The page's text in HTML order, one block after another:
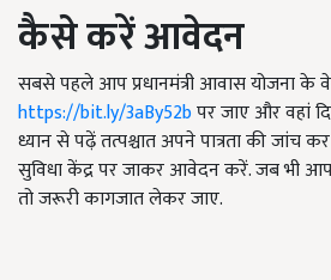
कैसे करें आवेदन
सबसे पहले आप प्रधानमंत्री आवास योजना के
https://bit.ly/3aBy52bपर जाए और वहां
ध्यान से पढ़ें तत्पश्चात अपने पात्रता की
सुविधा केंद्र पर जाकर आवेदन करें. जब भी
तो जरूरी कागजात लेकर जाए.